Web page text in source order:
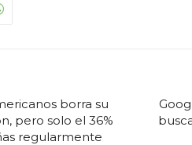
borra su
pero solo el 36%
regularmente